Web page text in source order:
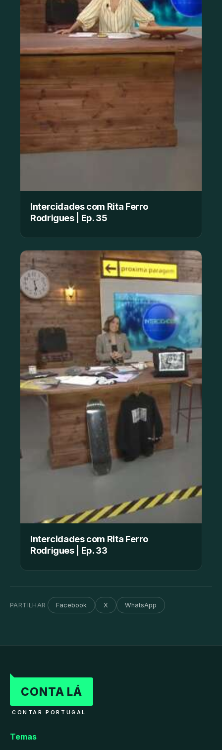
Intercidades com Rita Ferro
Rodrigues | Ep. 35
Intercidades com Rita Ferro
Rodrigues | Ep. 33
PARTILHAR Facebook X WhatsApp
CONTA LÁ
CONTAR PORTUGAL
Temas